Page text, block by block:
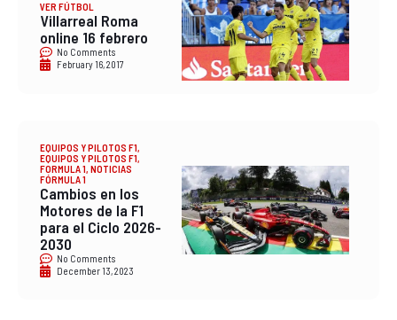
VER FÚTBOL
Villarreal Roma
online 16 febrero
No Comments
February 16, 2017
EQUIPOS Y PILOTOS F1,
EQUIPOS Y PILOTOS F1,
FORMULA 1, NOTICIAS
FÓRMULA 1
Cambios en los
Motores de la F1
para el Ciclo 2026-
2030
No Comments
December 13, 2023